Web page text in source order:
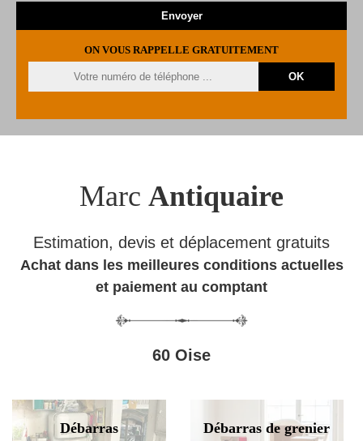
ON VOUS RAPPELLE GRATUITEMENT
Marc Antiquaire
Estimation, devis et déplacement gratuits
Achat dans les meilleures conditions actuelles
et paiement au comptant
60 Oise
Débarras
Débarras de grenier